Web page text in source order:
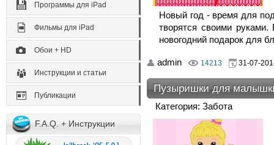
Программы для iPad
Фильмы для iPad
Обои + HD
Инструкции и статьи
Публикации
F.A.Q. + Инструкции
Новый год - время для
творятся своими
новогодний подарок для
admin 14213 31-07-
Пузыришки для
Категория: Забота